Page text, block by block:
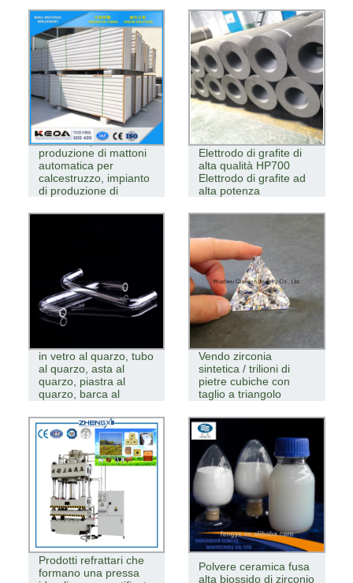
Macchina per la
produzione di mattoni
automatica per
calcestruzzo, impianto
di produzione di
Elettrodo di grafite di
alta qualità HP700
Elettrodo di grafite ad
alta potenza
in vetro al quarzo, tubo
al quarzo, asta al
quarzo, piastra al
quarzo, barca al
Vendo zirconia
sintetica / trilioni di
pietre cubiche con
taglio a triangolo
Prodotti refrattari che
formano una pressa
Polvere ceramica fusa
alta biossido di zirconio